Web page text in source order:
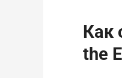
Как
the